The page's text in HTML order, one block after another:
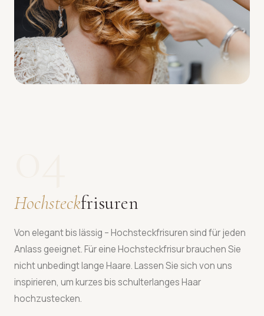
Hochsteckfrisuren
Von elegant bis lässig – Hochsteckfrisuren sind für jeden
Anlass geeignet. Für eine Hochsteckfrisur brauchen Sie
nicht unbedingt lange Haare. Lassen Sie sich von uns
inspirieren, um kurzes bis schulterlanges Haar
hochzustecken.